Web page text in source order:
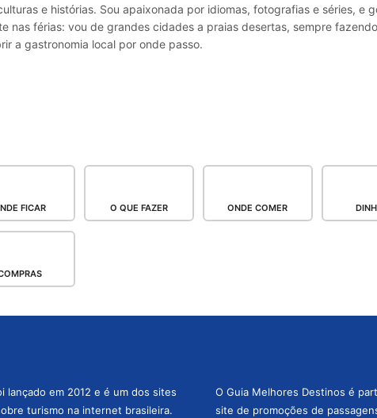
e histórias. Sou apaixonada por idiomas, fotografias e séries, e
nas férias: vou de grandes cidades a praias desertas, sempre
a gastronomia local por onde passo.
FICAR O QUE FAZER ONDE COMER
lançado em 2012 e é um dos sites
turismo na internet brasileira.
O Guia Melhores Destinos é
site de promoções de